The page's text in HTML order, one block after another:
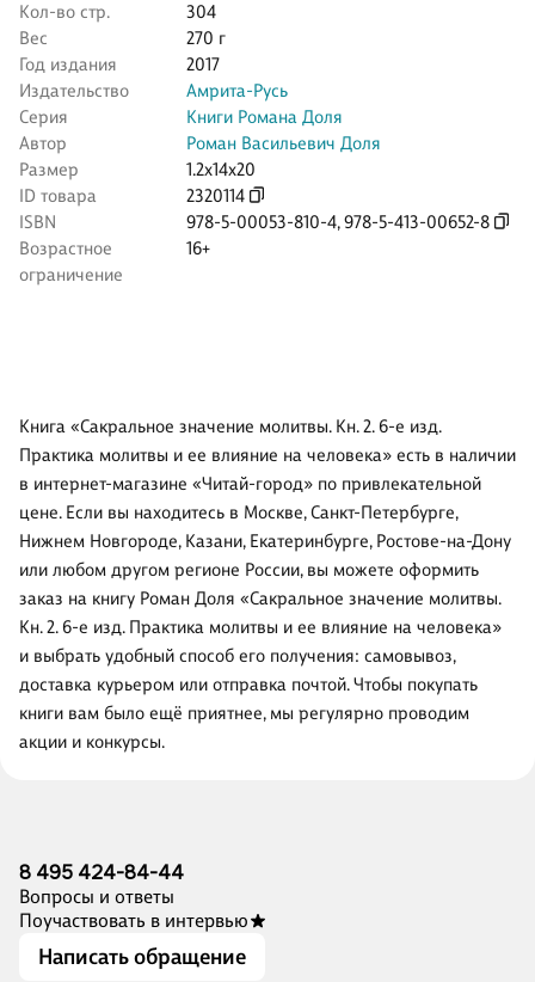
Кол-во стр.
304
Вес
270 г
Год издания
2017
Издательство
Амрита-Русь
Серия
Книги Романа Доля
Автор
Роман Васильевич Доля
Размер
1.2x14x20
ID товара
2320114
ISBN
978-5-00053-810-4,978-5-413-00652-8
Возрастное
ограничение
16+
Книга «Сакральное значение молитвы. Кн. 2. 6-е изд.
Практика молитвы и ее влияние на человека» есть в наличии
в интернет-магазине «Читай-город» по привлекательной
цене. Если вы находитесь в Москве, Санкт-Петербурге,
Нижнем Новгороде, Казани, Екатеринбурге, Ростове-на-Дону
или любом другом регионе России, вы можете оформить
заказ на книгу Роман Доля «Сакральное значение молитвы.
Кн. 2. 6-е изд. Практика молитвы и ее влияние на человека»
и выбрать удобный способ его получения: самовывоз,
доставка курьером или отправка почтой. Чтобы покупать
книги вам было ещё приятнее, мы регулярно проводим
акции и конкурсы.
8 495 424-84-44
Вопросы и ответы
Поучаствовать в интервью
Написать обращение